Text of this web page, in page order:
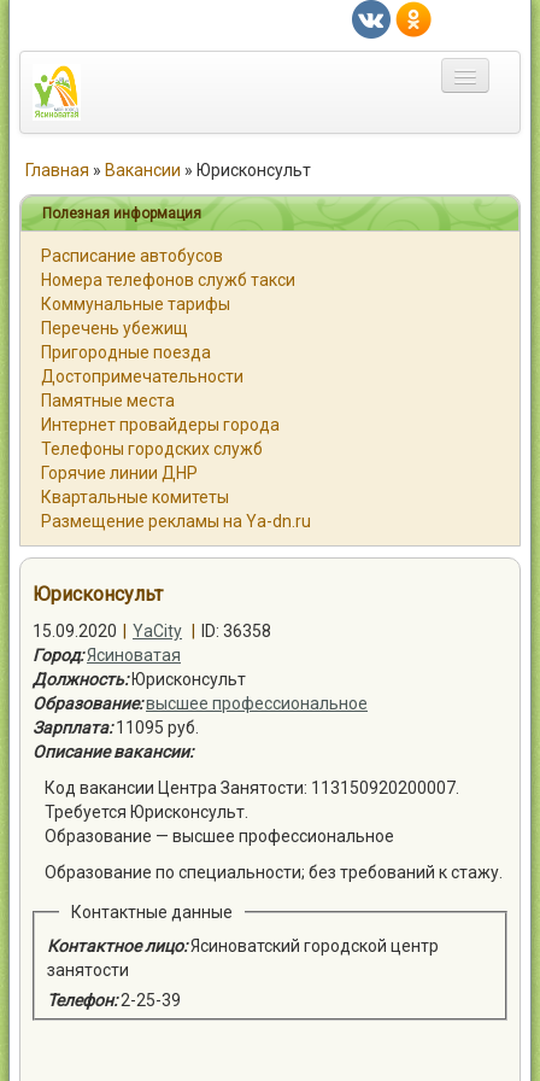
Город
Статьи
Каталог
Справочник
Работа
Объявления
Помощь
Контакты
Главная » Вакансии » Юрисконсульт
Полезная информация
Расписание автобусов
Номера телефонов служб такси
Коммунальные тарифы
Перечень убежищ
Пригородные поезда
Достопримечательности
Памятные места
Интернет провайдеры города
Телефоны городских служб
Горячие линии ДНР
Квартальные комитеты
Размещение рекламы на Ya-dn.ru
Юрисконсульт
15.09.2020 YaCity
ID: 36358
Город:Ясиноватая
Должность: Юрисконсульт
Образование:высшее профессиональное
Зарплата: 11095 руб.
Описание вакансии:
Код вакансии Центра Занятости: 113150920200007.
Требуется Юрисконсульт.
Образование — высшее профессиональное
Образование по специальности; без требований к стажу.
Контактные данные
Контактное лицо:Ясиноватский городской центр
занятости
Телефон: 2-25-39